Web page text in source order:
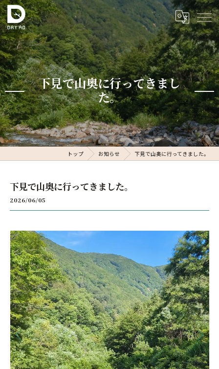
下見で山奥に行ってきまし
た。
トップ お知らせ 下見で山奥に行ってきました。
下見で山奥に行ってきました。
2026/06/05